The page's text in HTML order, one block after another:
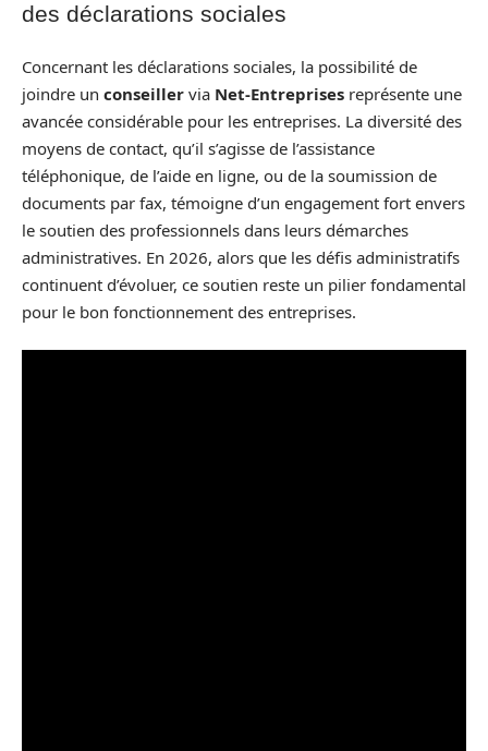
des déclarations sociales
Concernant les déclarations sociales, la possibilité de
joindre un conseiller via Net-Entreprises représente une
avancée considérable pour les entreprises. La diversité des
moyens de contact, qu’il s’agisse de l’assistance
téléphonique, de l’aide en ligne, ou de la soumission de
documents par fax, témoigne d’un engagement fort envers
le soutien des professionnels dans leurs démarches
administratives. En 2026, alors que les défis administratifs
continuent d’évoluer, ce soutien reste un pilier fondamental
pour le bon fonctionnement des entreprises.